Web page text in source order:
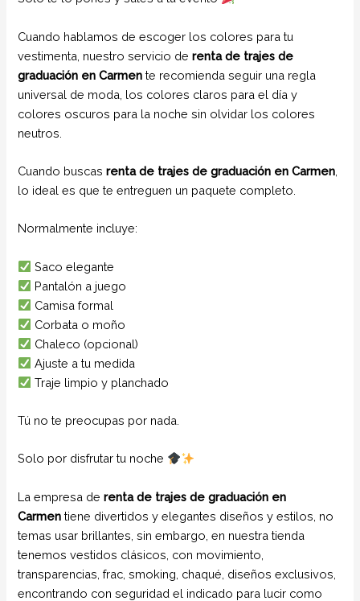
Cuando hablamos de escoger los colores para tu
vestimenta, nuestro servicio derenta de trajes de
graduación en Carmen te recomienda seguir una regla
universal de moda, los colores claros para el día y
colores oscuros para la noche sin olvidar los colores
neutros.
Cuando buscasrenta de trajes de graduación en Carmen
lo ideal es que te entreguen un paquete completo.
Normalmente incluye:
Saco elegante
Pantalón a juego
Camisa formal
Corbata o moño
Chaleco (opcional)
Ajuste a tu medida
Traje limpio y planchado
Tú no te preocupas por nada.
Solo por disfrutar tu noche
La empresa derenta de trajes de graduación en
Carmen tiene divertidos y elegantes diseños y estilos, no
temas usar brillantes, sin embargo, en nuestra tienda
tenemos vestidos clásicos, con movimiento,
transparencias, frac, smoking, chaqué, diseños exclusivos,
encontrando con seguridad el indicado para lucir como